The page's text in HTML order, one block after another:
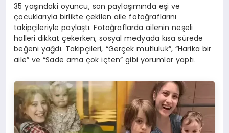
35 yaşındaki oyuncu, son paylaşımında eşi ve
çocuklarıyla birlikte çekilen aile fotoğraflarını
takipçileriyle paylaştı. Fotoğraflarda ailenin neşeli
halleri dikkat çekerken, sosyal medyada kısa sürede
beğeni yağdı. Takipçileri, “Gerçek mutluluk”, “Harika bir
aile” ve “Sade ama çok içten” gibi yorumlar yaptı.